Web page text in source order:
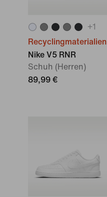
+1
Recyclingmaterialien
Nike V5 RNR
Schuh (Herren)
89,99 €